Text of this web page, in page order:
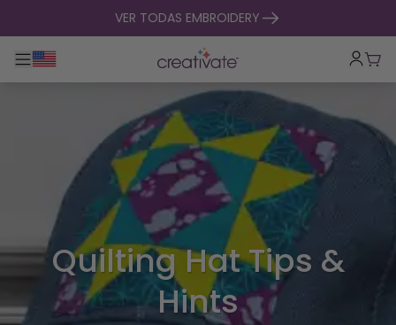
VER TODAS EMBROIDERY
Alternar navegación principal
Quilting Hat Tips &
Hints